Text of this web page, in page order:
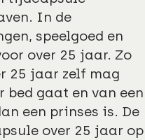
In de
speelgoed en
over 25 jaar. Zo
25 jaar zelf mag
gaat en van een
een prinses is. De
over 25 jaar op